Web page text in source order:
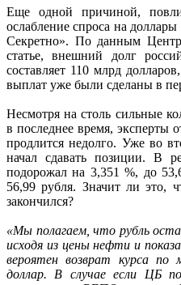
Еще одной причиной,
ослабление спроса на
Секретно». По данным
статье, внешний долг
составляет 110 млрд
выплат уже были сделаны в
Несмотря на столь сильные
в последнее время, эксперты
продлится недолго. Уже во
начал сдавать позиции. В
подорожал на 3,351 %, до
56,99 рубля. Значит ли это,
закончился?
«Мы полагаем, что рубль
исходя из цены нефти и
вероятен возврат курса
доллар. В случае если ЦБ